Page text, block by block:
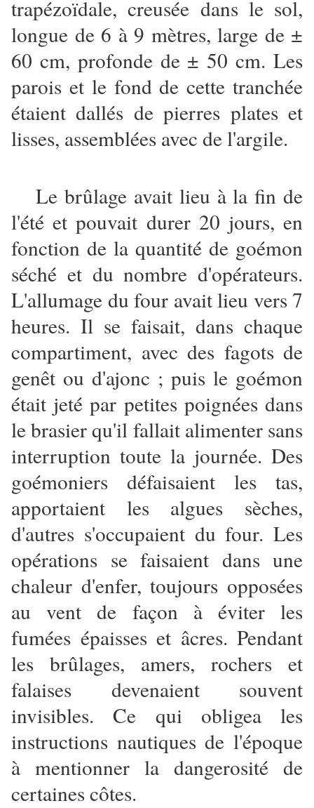
trapézoïdale, creusée dans le sol,
longue de 6 à 9 mètres, large de ±
60 cm, profonde de ± 50 cm. Les
parois et le fond de cette tranchée
étaient dallés de pierres plates et
lisses, assemblées avec de l'argile.
Le brûlage avait lieu à la fin de
l'été et pouvait durer 20 jours, en
fonction de la quantité de goémon
séché et du nombre d'opérateurs.
L'allumage du four avait lieu vers 7
heures. Il se faisait, dans chaque
compartiment, avec des fagots de
genêt ou d'ajonc ; puis le goémon
était jeté par petites poignées dans
le brasier qu'il fallait alimenter sans
interruption toute la journée. Des
goémoniers défaisaient les tas,
apportaient les algues sèches,
d'autres s'occupaient du four. Les
opérations se faisaient dans une
chaleur d'enfer, toujours opposées
au vent de façon à éviter les
fumées épaisses et âcres. Pendant
les brûlages, amers, rochers et
falaises devenaient souvent
invisibles. Ce qui obligea les
instructions nautiques de l'époque
à mentionner la dangerosité de
certaines côtes.